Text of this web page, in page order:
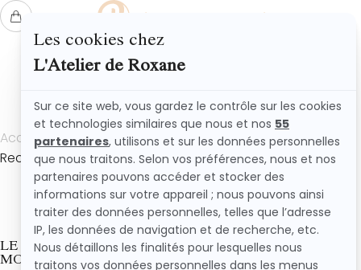
L'ATELIER DE ROXANE
Accueil Recettes
Recette gâteau à l’abricot frais et ultra moelleux
LE GÂTEAU À L’ABRICOT FRAIS ET ULTRA
MOELLEUX